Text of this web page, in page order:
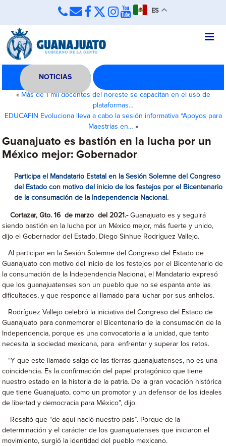
ES
NOTICIAS
« Más de 1 mil docentes del noreste se capacitan en el uso de
plataformas…
EDUCAFIN Evoluciona lleva a cabo la sesión informativa “Apoyos para
Maestrías en… »
Guanajuato es bastión en la lucha por un
México mejor: Gobernador
Participa el Mandatario Estatal en la Sesión Solemne del Congreso
del Estado con motivo del inicio de los festejos por el Bicentenario
de la consumación de la Independencia Nacional.
Cortazar, Gto. 16 de marzo del 2021.- Guanajuato es y seguirá
siendo bastión en la lucha por un México mejor, más fuerte y unido,
dijo el Gobernador del Estado, Diego Sinhue Rodríguez Vallejo.
Al participar en la Sesión Solemne del Congreso del Estado de
Guanajuato con motivo del inicio de los festejos por el Bicentenario de
la consumación de la Independencia Nacional, el Mandatario expresó
que los guanajuatenses son un pueblo que no se espanta ante las
dificultades, y que responde al llamado para luchar por sus anhelos.
Rodríguez Vallejo celebró la iniciativa del Congreso del Estado de
Guanajuato para conmemorar el Bicentenario de la consumación de la
Independencia, porque es una convocatoria a la unidad, que tanto
necesita la sociedad mexicana, para enfrentar y superar los retos.
“Y que este llamado salga de las tierras guanajuatenses, no es una
coincidencia. Es la confirmación del papel protagónico que tiene
nuestro estado en la historia de la patria. De la gran vocación histórica
que tiene Guanajuato, como un promotor y un defensor de los ideales
de libertad y democracia para México”, dijo.
Resaltó que “de aquí nació nuestro país”. Porque de la
determinación y el carácter de los guanajuatenses que iniciaron el
movimiento, surgió la identidad del pueblo mexicano.